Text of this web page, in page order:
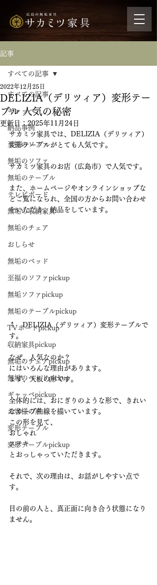
記事
すべての記事
ギャッベ
納品事例
至福のソファ
無垢のソファ
無垢のテーブル
テレビボード
無垢の収納家具
無垢のチェア
おしらせ
無垢のベッド
至福のソファpickup
無垢ソファpickup
無垢のテーブルpickup
TVボードpickup
収納家具pickup
無垢のチェアpickup
無垢のベッドpickup
ギャッベpickup
お客様の声
変形テーブル
変形テーブルpickup
すべての記事
DELIZIA（デリツィア）変形テー
ブル 人気の秘密
2022年12月25日
更新日：2025年11月24日
サカミツ家具では、DELIZIA（デリツィア）
変形テーブルがとても人気です。
サカミツ家具のお店（広島市）で人気です。
また、ホームページやオンラインショップな
どご覧になられ、全国の方からお問い合わせ
をいただき、納品をしています。
↑　DELIZIA（デリツィア）変形テーブルで
す。
なぜ、人気なのか？
にはいろんな理由があります。
まず、天板の形です。
全体的には、おにぎりのような形で、きれい
なカーブ曲線を描いています。
この形を見て、
おしゃれ
ステキ
とおっしゃっていただきます。
それで、次の理由は、お話がしやすい点で
す。
目の前の人と、真正面に向き合う状態になり
ません。